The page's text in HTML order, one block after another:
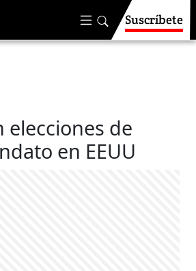
Suscríbete
elecciones de
en EEUU